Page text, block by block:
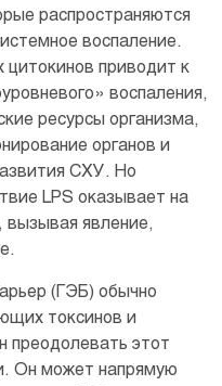
распространяются
воспаление.
цитокинов приводит к
воспаления,
ресурсы организма,
органов и
СХУ. Но
LPS оказывает на
вызывая явление,
(ГЭБ) обычно
токсинов и
преодолевать этот
Он может напрямую